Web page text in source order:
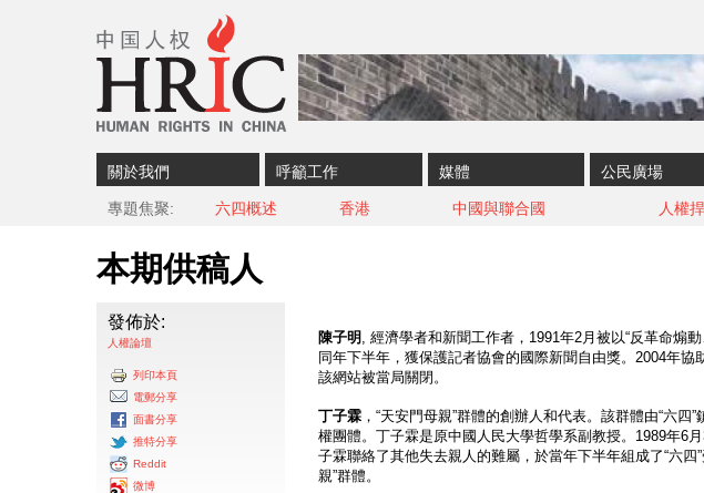
關於我們 呼籲工作 媒體 公民廣場
專題焦聚 六四概述 香港 中國與聯合國 人權
本期供稿人
發佈於:
人權論壇
列印本頁
電郵分享
面書分享
推特分享
Reddit
微博
陳子明 , 經濟學者和新聞工作者，1991年2月被以“反革命煽
同年下半年，獲保護記者協會的國際新聞自由獎。2004年協
該網站被當局關閉。
丁子霖 ，“天安門母親”群體的創辦人和代表。該群體由“六
權團體。丁子霖是原中國人民大學哲學系副教授。1989年6
子霖聯絡了其他失去親人的難屬，於當年下半年組成了“六四
親”群體。